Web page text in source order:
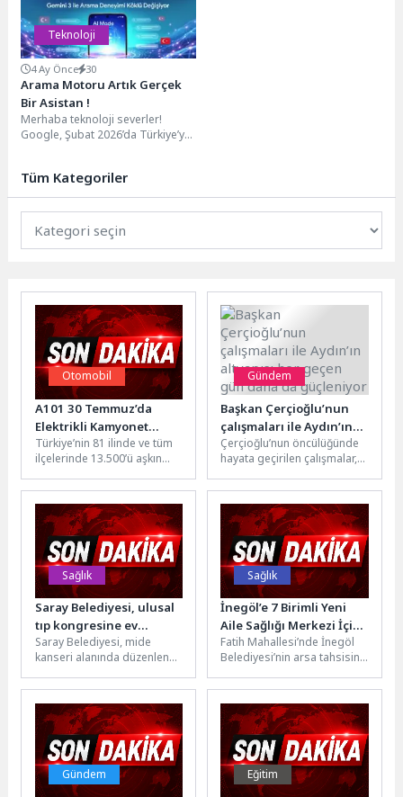
Teknoloji
4 Ay Önce 30
Arama Motoru Artık Gerçek
Bir Asistan !
Merhaba teknoloji severler!
Google, Şubat 2026’da Türkiye’ye
Tüm Kategoriler
Otomobil
A101 30 Temmuz’da
Elektrikli Kamyonet
Satacak
Türkiye’nin 81 ilinde ve tüm
ilçelerinde 13.500’ü aşkın
1.200’den fazla tedarikçisiyle
perakende...
Gündem
Başkan Çerçioğlu’nun
çalışmaları ile Aydın’ın
altyapısı her geçen gün
daha da güçleniyor
Çerçioğlu’nun öncülüğünde
hayata geçirilen çalışmalar,
geleceğine de hizmet etmeyi
sürdürüyor.Aydın
Büyükşehir...
Sağlık
Saray Belediyesi, ulusal
tıp kongresine ev
sahipliği yapıyor
Saray Belediyesi, mide
kanseri alanında düzenlenen
sahipliği yapıyor. Saray
Atatürk...
Sağlık
İnegöl’e 7 Birimli Yeni
Aile Sağlığı Merkezi İçin
Protokol İmzalandı
Fatih Mahallesi’nde İnegöl
Belediyesi’nin arsa tahsisini
hayata geçirilecek 7 Aile
Hekimliği Birimli Bilge...
Gündem Eğitim